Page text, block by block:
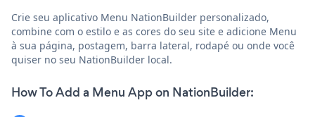
Crie seu aplicativo Menu NationBuilder personalizado,
combine com o estilo e as cores do seu site e adicione Menu
à sua página, postagem, barra lateral, rodapé ou onde você
quiser no seu NationBuilder local.
How To Add a Menu App on NationBuilder: